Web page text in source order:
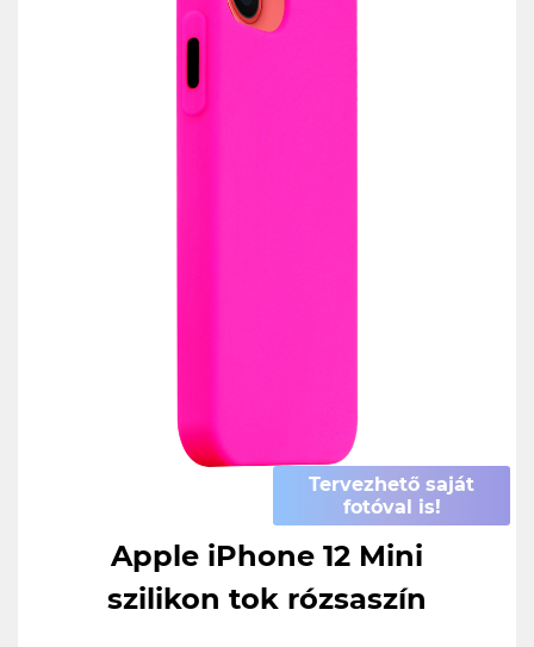
Tervezhető saját
fotóval is!
Apple iPhone 12 Mini
szilikon tok rózsaszín